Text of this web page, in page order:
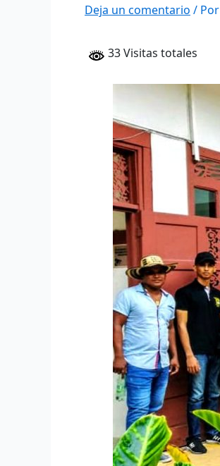
Deja un comentario / Por
33 Visitas totales